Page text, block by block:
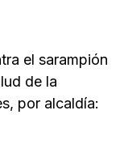
el sarampión
de la
por alcaldía: